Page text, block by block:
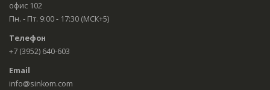
офис 102
Пн. - Пт. 9:00 - 17:30 (МСК+5)
Телефон
+7 (3952) 640-603
Email
info@sinkom.com